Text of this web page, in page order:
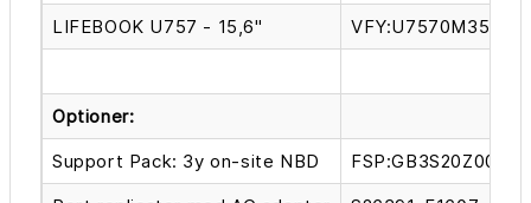
LIFEBOOK U757 - 15,6"
Optioner:
Support Pack: 3y on-site NBD